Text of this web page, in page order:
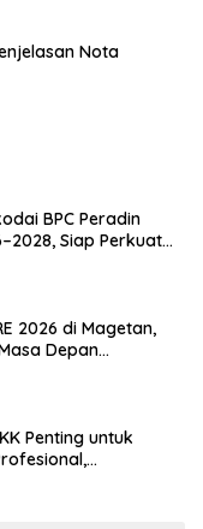
Nota
BPC Peradin
Siap Perkuat
2026 di Magetan,
Depan
Penting untuk